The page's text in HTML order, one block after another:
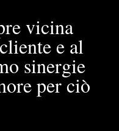
vicina
e al
sinergie
per ciò